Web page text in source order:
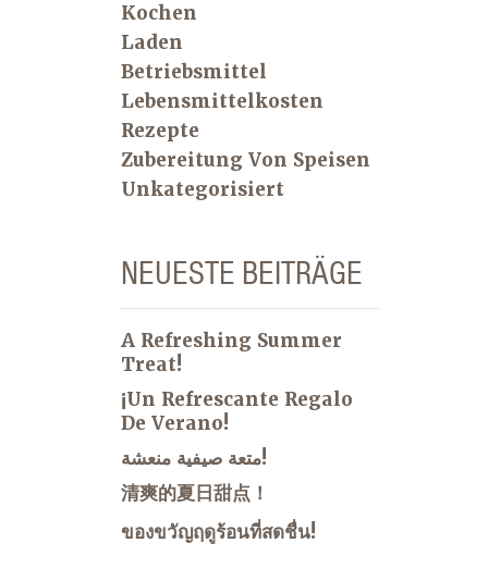
Kochen
Laden
Betriebsmittel
Lebensmittelkosten
Rezepte
Zubereitung Von Speisen
Unkategorisiert
NEUESTE BEITRÄGE
A Refreshing Summer
Treat!
¡Un Refrescante Regalo
De Verano!
متعة صيفية منعشة!
清爽的夏日甜点！
ของขวัญฤดูร้อนที่สดชื่น!